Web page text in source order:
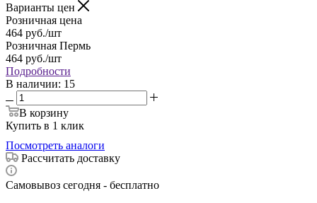
Варианты цен
Розничная цена
464 руб./шт
Розничная Пермь
464 руб./шт
Подробности
В наличии: 15
В корзину
Купить в 1 клик
Посмотреть аналоги
Рассчитать доставку
Самовывоз сегодня - бесплатно